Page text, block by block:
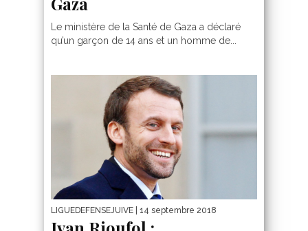
Le ministère de la Santé de Gaza a déclaré
qu’un garçon de 14 ans et un homme de...
LIGUEDEFENSEJUIVE | 14 septembre 2018